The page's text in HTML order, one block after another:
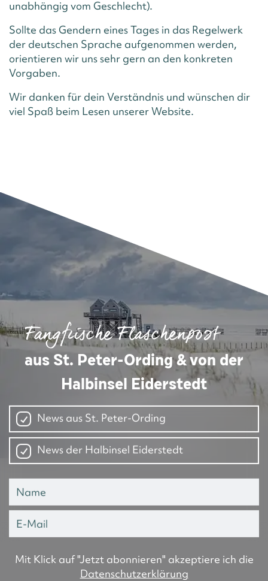
unabhängig vom Geschlecht).
Sollte das Gendern eines Tages in das Regelwerk
der deutschen Sprache aufgenommen werden,
orientieren wir uns sehr gern an den konkreten
Vorgaben.
Wir danken für dein Verständnis und wünschen dir
viel Spaß beim Lesen unserer Website.
Fangfrische Flaschenpost
aus St. Peter-Ording & von der
Halbinsel Eiderstedt
News aus St. Peter-Ording
News der Halbinsel Eiderstedt
Mit Klick auf "Jetzt abonnieren" akzeptiere ich die
Datenschutzerklärung